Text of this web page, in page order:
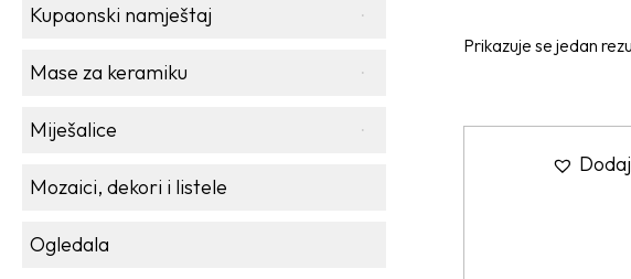
Kupaonski namještaj
Mase za keramiku
Miješalice
Mozaici, dekori i listele
Ogledala
Prikazuje se jedan